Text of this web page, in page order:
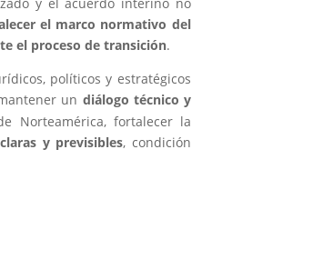
el marco normativo del
el proceso de transición.
políticos y estratégicos
un diálogo técnico y
Norteamérica, fortalecer la
y previsibles, condición